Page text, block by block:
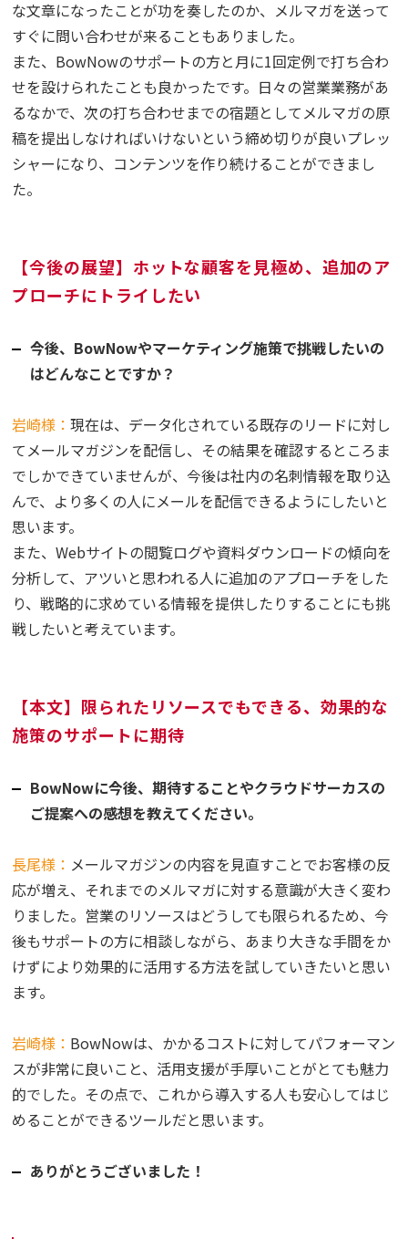
な文章になったことが功を奏したのか、メルマガを送って
すぐに問い合わせが来ることもありました。
また、BowNowのサポートの方と月に1回定例で打ち合わ
せを設けられたことも良かったです。日々の営業業務があ
るなかで、次の打ち合わせまでの宿題としてメルマガの原
稿を提出しなければいけないという締め切りが良いプレッ
シャーになり、コンテンツを作り続けることができまし
た。
【今後の展望】ホットな顧客を見極め、追加のア
プローチにトライしたい
今後、BowNowやマーケティング施策で挑戦したいの
はどんなことですか？
岩崎様：現在は、データ化されている既存のリードに対し
てメールマガジンを配信し、その結果を確認するところま
でしかできていませんが、今後は社内の名刺情報を取り込
んで、より多くの人にメールを配信できるようにしたいと
思います。
また、Webサイトの閲覧ログや資料ダウンロードの傾向を
分析して、アツいと思われる人に追加のアプローチをした
り、戦略的に求めている情報を提供したりすることにも挑
戦したいと考えています。
【本文】限られたリソースでもできる、効果的な
施策のサポートに期待
BowNowに今後、期待することやクラウドサーカスの
ご提案への感想を教えてください。
長尾様： メールマガジンの内容を見直すことでお客様の反
応が増え、それまでのメルマガに対する意識が大きく変わ
りました。営業のリソースはどうしても限られるため、今
後もサポートの方に相談しながら、あまり大きな手間をか
けずにより効果的に活用する方法を試していきたいと思い
ます。
岩崎様： BowNowは、かかるコストに対してパフォーマン
スが非常に良いこと、活用支援が手厚いことがとても魅力
的でした。その点で、これから導入する人も安心してはじ
めることができるツールだと思います。
ありがとうございました！